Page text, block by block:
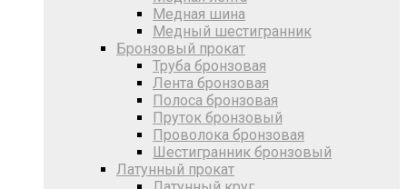
Медная шина
Медный шестигранник
Бронзовый прокат
Труба бронзовая
Лента бронзовая
Полоса бронзовая
Пруток бронзовый
Проволока бронзовая
Шестигранник бронзовый
Латунный прокат